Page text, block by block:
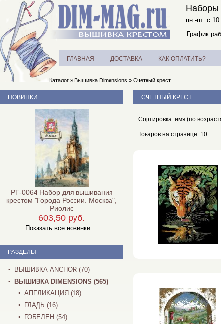
Наборы
пн.-пт. с
График
ГЛАВНАЯ ДОСТАВКА КАК ОПЛАТИТЬ?
Каталог » Вышивка Dimensions » Счетный крест
СЧЕТНЫЙ КРЕСТ
Сортировка: имя (по
Товаров на странице: 10
НОВИНКИ
РТ-0064 Набор для вышивания
крестом "Города России. Москва",
Риолис
603,50 руб.
Показать все новинки ...
РАЗДЕЛЫ
ВЫШИВКА ANCHOR (70)
ВЫШИВКА DIMENSIONS (565)
АППЛИКАЦИЯ (18)
ГЛАДЬ (16)
ГОБЕЛЕН (54)